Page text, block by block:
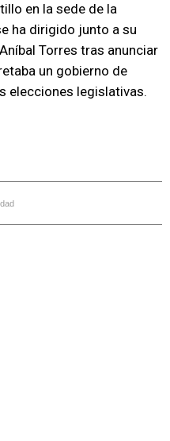
en la sede de la
ha dirigido junto a su
Torres tras anunciar
un gobierno de
elecciones legislativas.